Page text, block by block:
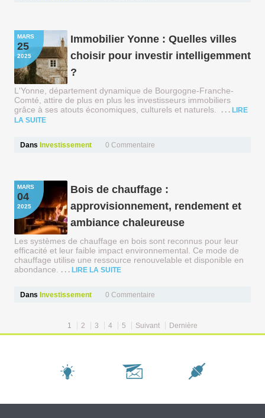
MARS
25
2025
Immobilier Yonne : Quelles villes
choisir pour investir intelligemment
?
L'Yonne, département dynamique de Bourgogne-Franche-
Comté, attire de plus en plus les investisseurs immobiliers
grâce à ses atouts économiques, culturels et naturels.
LIRE
LA SUITE
Dans Investissement 0 Commentaire
MARS
04
2025
Bois de chauffage :
approvisionnement, rendement et
ambiance chaleureuse
Les systèmes de chauffage en bois sont reconnus pour leur
efficacité et leur faible impact environnemental. Ce mode de
chauffage utilise une ressource renouvelable et disponible en
abondance.
LIRE LA SUITE
Dans Investissement 0 Commentaire
1 2 3 4 5 Suivant Dernière